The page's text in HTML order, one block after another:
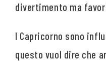
divertimento ma
I Capricorno sono
questo vuol dire che